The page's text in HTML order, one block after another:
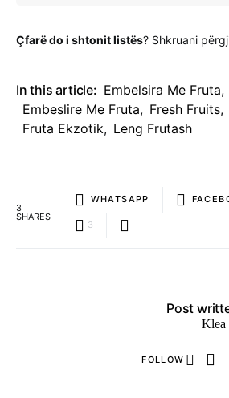
Çfarë do i shtonit listës? Shkruani
In this article: Embelsira Me Fruta,
Embeslire Me Fruta, Fresh Fruits,
Fruta Ekzotik, Leng Frutash
3
SHARES
WHATSAPP
3
Post
Klea
FOLLOW